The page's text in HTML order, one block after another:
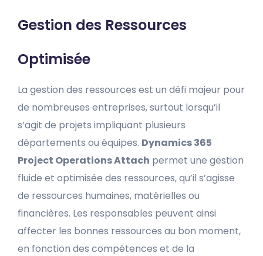
Gestion des Ressources
Optimisée
La gestion des ressources est un défi majeur pour
de nombreuses entreprises, surtout lorsqu’il
s’agit de projets impliquant plusieurs
départements ou équipes. Dynamics 365
Project Operations Attach permet une gestion
fluide et optimisée des ressources, qu’il s’agisse
de ressources humaines, matérielles ou
financières. Les responsables peuvent ainsi
affecter les bonnes ressources au bon moment,
en fonction des compétences et de la